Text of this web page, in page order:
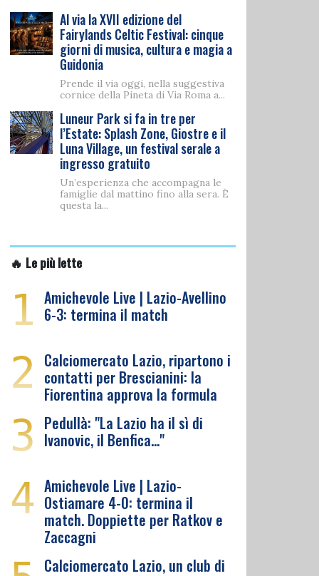
Al via la XVII edizione del
Fairylands Celtic Festival: cinque
giorni di musica, cultura e magia a
Guidonia
Prende il via oggi, nella suggestiva
cornice della Pineta di Via Roma a...
Luneur Park si fa in tre per
l’Estate: Splash Zone, Giostre e il
Luna Village, un festival serale a
ingresso gratuito
Un’esperienza che accompagna le
famiglie dal mattino fino alla sera. È
questa la...
🔥 Le più lette
1 Amichevole Live | Lazio-Avellino
6-3: termina il match
2 Calciomercato Lazio, ripartono i
contatti per Brescianini: la
Fiorentina approva la formula
3 Pedullà: "La Lazio ha il sì di
Ivanovic, il Benfica…"
4 Amichevole Live | Lazio-
Ostiamare 4-0: termina il
match. Doppiette per Ratkov e
Zaccagni
Calciomercato Lazio, un club di